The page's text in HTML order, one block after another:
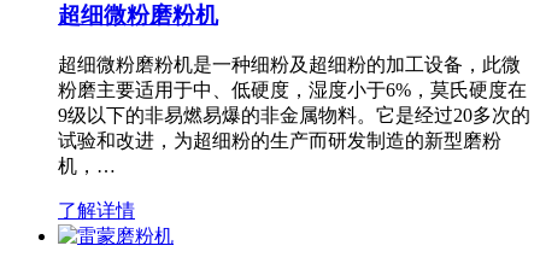
超细微粉磨粉机
超细微粉磨粉机是一种细粉及超细粉的加工设备，此微
粉磨主要适用于中、低硬度，湿度小于6%，莫氏硬度在
9级以下的非易燃易爆的非金属物料。它是经过20多次的
试验和改进，为超细粉的生产而研发制造的新型磨粉
机，…
了解详情